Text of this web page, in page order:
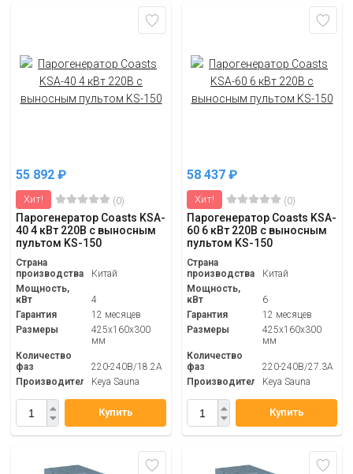
55 892 ₽
Хит! (0)
Парогенератор Coasts KSA-
40 4 кВт 220В с выносным
пультом KS-150
Страна
производства
Китай
Мощность,
кВт
4
Гарантия
12 месяцев
Размеры
425x160x300
мм
Количество
фаз
220-240В/18.2А
Производитель
Keya Sauna
Купить
58 437 ₽
Хит! (0)
Парогенератор Coasts KSA-
60 6 кВт 220В с выносным
пультом KS-150
Страна
производства
Китай
Мощность,
кВт
6
Гарантия
12 месяцев
Размеры
425x160x300
мм
Количество
фаз
220-240В/27.3А
Производитель
Keya Sauna
Купить